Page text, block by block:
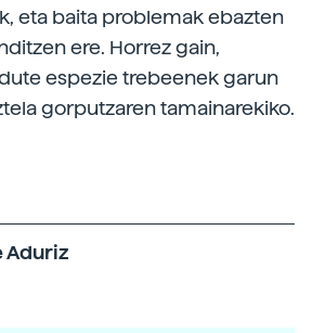
eta baita problemak ebazten
ere. Horrez gain,
espezie trebeenek garun
gorputzaren tamainarekiko.
Aduriz